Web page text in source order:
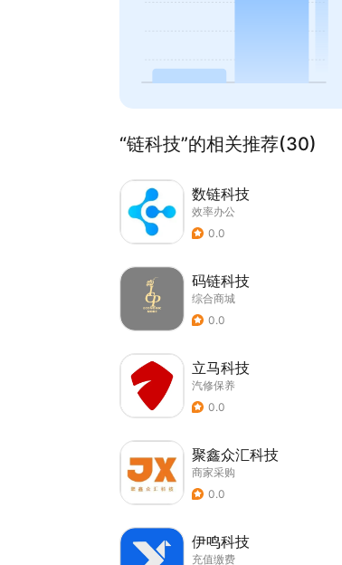
“链科技”的相关推荐(30)
数链科技
效率办公
0.0
码链科技
综合商城
0.0
立马科技
汽修保养
0.0
聚鑫众汇科技
商家采购
0.0
伊鸣科技
充值缴费